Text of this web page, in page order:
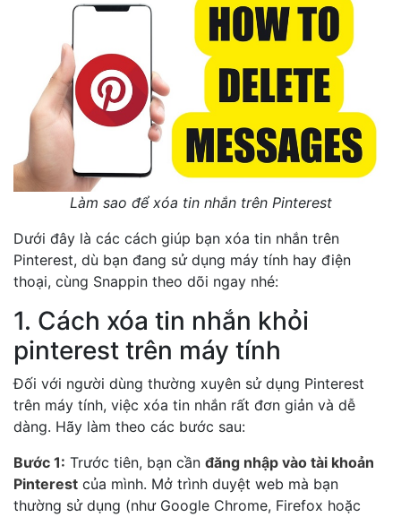
Làm sao để xóa tin nhắn trên Pinterest
Dưới đây là các cách giúp bạn xóa tin nhắn trên
Pinterest, dù bạn đang sử dụng máy tính hay điện
thoại, cùng Snappin theo dõi ngay nhé:
1. Cách xóa tin nhắn khỏi
pinterest trên máy tính
Đối với người dùng thường xuyên sử dụng Pinterest
trên máy tính, việc xóa tin nhắn rất đơn giản và dễ
dàng. Hãy làm theo các bước sau:
Bước 1: Trước tiên, bạn cần đăng nhập vào tài khoản
Pinterest của mình. Mở trình duyệt web mà bạn
thường sử dụng (như Google Chrome, Firefox hoặc